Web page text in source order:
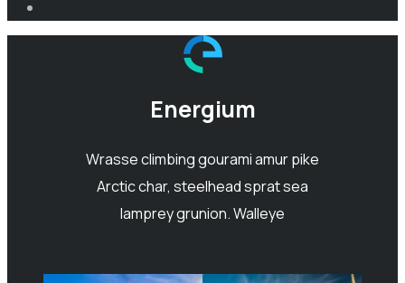
Energium
Wrasse climbing gourami amur pike
Arctic char, steelhead sprat sea
lamprey grunion. Walleye